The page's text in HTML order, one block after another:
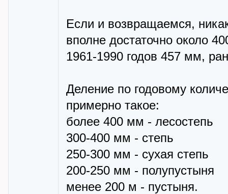
Если и возвращаемся,
вполне достаточно около
1961-1990 годов 457 мм,
Деление по годовому
примерно такое:
более 400 мм - лесостепь
300-400 мм - степь
250-300 мм - сухая степь
200-250 мм - полупустыня
менее 200 м - пустыня.